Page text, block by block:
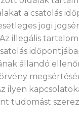
a csatolás
jogi
illegális
állandó
ilyen
tudomást